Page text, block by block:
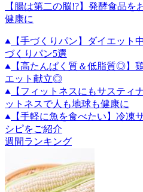
【腸は第二の脳!?】発酵食品
健康に
【手づくりパン】ダイエッ
づくりパン5選
【高たんぱく質＆低脂質◎】
エット献立◎
【フィットネスにもサスティ
ットネスで人も地球も健康に
【手軽に魚を食べたい】冷凍
シピをご紹介
週間ランキング